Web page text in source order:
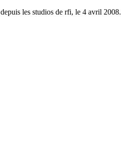
les studios de rfi, le 4 avril 2008.